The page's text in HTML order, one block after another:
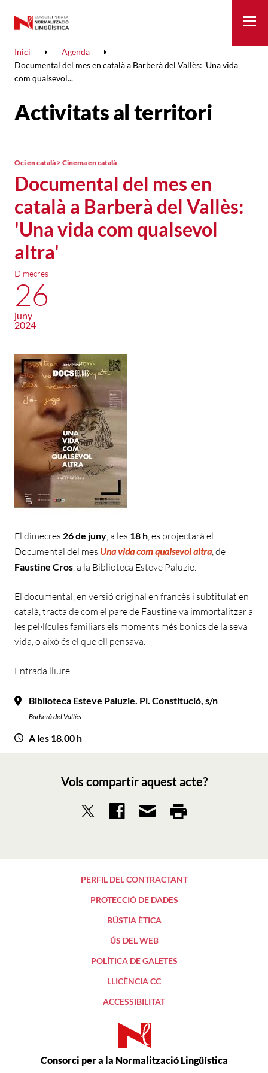
Inici
Agenda
Documental del mes en català a Barberà del Vallès: 'Una vida
com qualsevol...
Activitats al territori
Documental del mes en
català a Barberà del Vallès:
'Una vida com qualsevol
altra'
Oci en català > Cinema en català
Dimecres
26
juny
2024
El dimecres 26 de juny, a les 18 h, es projectarà el
Documental del mes Una vida com qualsevol altra, de
Faustine Cros, a la Biblioteca Esteve Paluzie.
El documental, en versió original en francès i subtitulat en
català, tracta de com el pare de Faustine va immortalitzar a
les pel·lícules familiars els moments més bonics de la seva
vida, o això és el que ell pensava.
Entrada lliure.
Biblioteca Esteve Paluzie. Pl. Constitució, s/n
Barberà del Vallès
A les 18.00 h
Vols compartir aquest acte?
PERFIL DEL CONTRACTANT
PROTECCIÓ DE DADES
BÚSTIA ÈTICA
ÚS DEL WEB
POLÍTICA DE GALETES
LLICÈNCIA CC
ACCESSIBILITAT
Consorci per a la Normalització Lingüística